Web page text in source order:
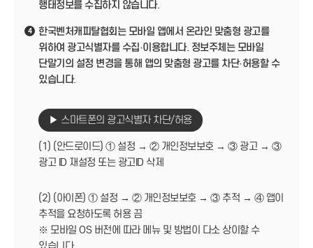
행태정보를 수집하지 않습니다.
4
한국벤처캐피탈협회는 모바일 앱에서 온라인 맞춤형 광고를
위하여 광고식별자를 수집·이용합니다. 정보주체는 모바일
단말기의 설정 변경을 통해 앱의 맞춤형 광고를 차단·허용할 수
있습니다.
▶ 스마트폰의 광고식별자 차단/허용
(1) (안드로이드) ① 설정 → ② 개인정보보호 → ③ 광고 → ③
광고 ID 재설정 또는 광고ID 삭제
(2) (아이폰) ① 설정 → ② 개인정보보호 → ③ 추적 → ④ 앱이
추적을 요청하도록 허용 끔
※ 모바일 OS 버전에 따라 메뉴 및 방법이 다소 상이할 수